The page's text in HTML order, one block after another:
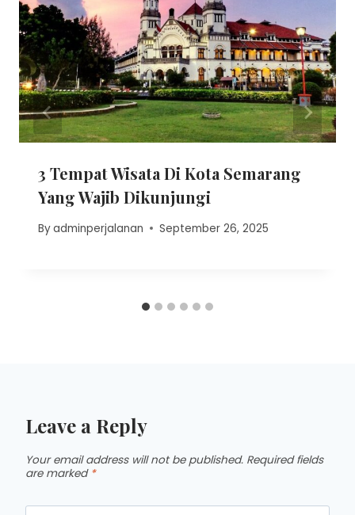
3 Tempat Wisata Di Kota Semarang
Yang Wajib Dikunjungi
Byadminperjalanan September 26, 2025
Leave a Reply
Your email address will not be published. Required fields
are marked *